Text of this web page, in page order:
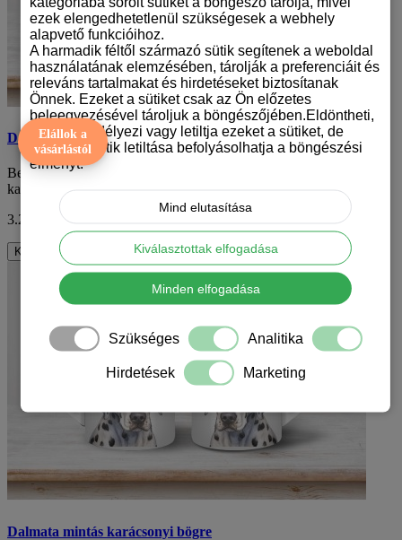
Dalmata mintás karácsonyi bögre
Bemutatjuk a különleges karácsonyi dalmata mintás bögrét, a
karácsony és a dalmata kutyák szerelmese..
3.290 Ft
ÁFA nélkül: 2.591 Ft
Kosárba
Dalmata mintás karácsonyi bögre
Elállok a
vásárlástól
ezek elengedhetetlenül szükségesek a webhely
alapvető funkcióihoz.
A harmadik féltől származó sütik segítenek a weboldal
használatának elemzésében, tárolják a preferenciáit és
releváns tartalmakat és hirdetéseket biztosítanak
Önnek. Ezeket a sütiket csak az Ön előzetes
beleegyezésével tároljuk a böngészőjében.Eldöntheti,
hogy engedélyezi vagy letiltja ezeket a sütiket, de
bizonyos sütik letiltása befolyásolhatja a böngészési
élményt.
Mind elutasítása
Kiválasztottak elfogadása
Minden elfogadása
Szükséges Analitika
Hirdetések Marketing